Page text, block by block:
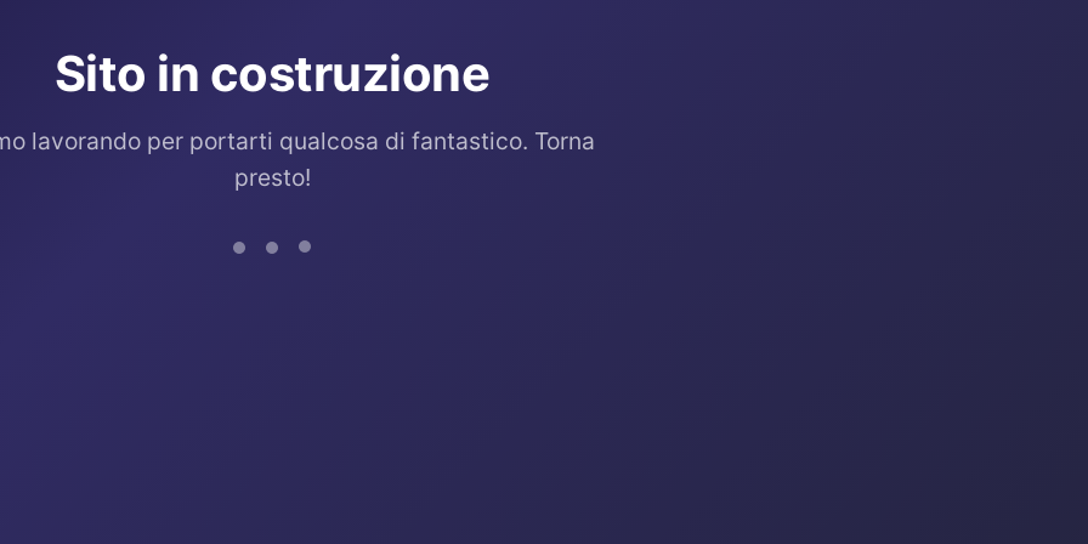
Sito in costruzione
lavorando per portarti qualcosa di fantastico. Torna
presto!